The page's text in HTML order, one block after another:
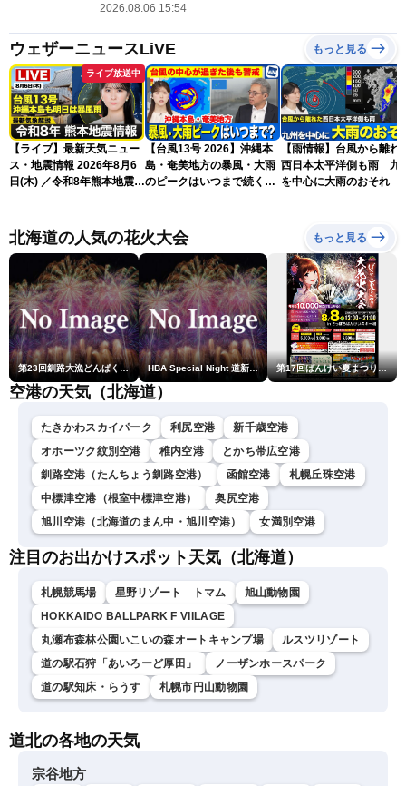
2026.08.06 15:54
ウェザーニュースLiVE もっと見る
ライブ放送中
【ライブ】最新天気ニュー
ス・地震情報 2026年8月6
日(木) ／令和8年熊本地震情
LiVEムーン・駒木結衣／本
田竜也〉
【台風13号 2026】沖縄本
島・奄美地方の暴風・大雨
のピークはいつまで続く？
【雨情報】台風から離れ
西日本太平洋側も雨 九
を中心に大雨のおそれ
北海道の人気の花火大会 もっと見る
第23回釧路大漁どんぱく花火大会 ～道新・光と音のファンタジー～ HBA Special Night 道新・秋華火（はなび） 第17回ばんけい夏まつり大花火大会
空港の天気（北海道）
たきかわスカイパーク 利尻空港
新千歳空港
オホーツク紋別空港
稚内空港
とかち帯広空港
釧路空港（たんちょう釧路空港）
函館空港
札幌丘珠空港
中標津空港（根室中標津空港）
奥尻空港
旭川空港（北海道のまん中・旭川空港）
女満別空港
注目のお出かけスポット天気（北海道）
札幌競馬場 星野リゾート トマム
旭山動物園
HOKKAIDO BALLPARK F VIILAGE
丸瀬布森林公園いこいの森オートキャンプ場
ルスツリゾート
道の駅石狩「あいろーど厚田」
ノーザンホースパーク
道の駅知床・らうす
札幌市円山動物園
道北の各地の天気
宗谷地方